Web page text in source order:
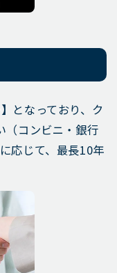
となっており、ク
（コンビニ・銀行
応じて、最長10年